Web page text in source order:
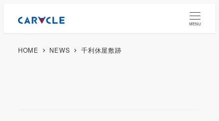
MENU
HOME NEWS 千利休屋敷跡